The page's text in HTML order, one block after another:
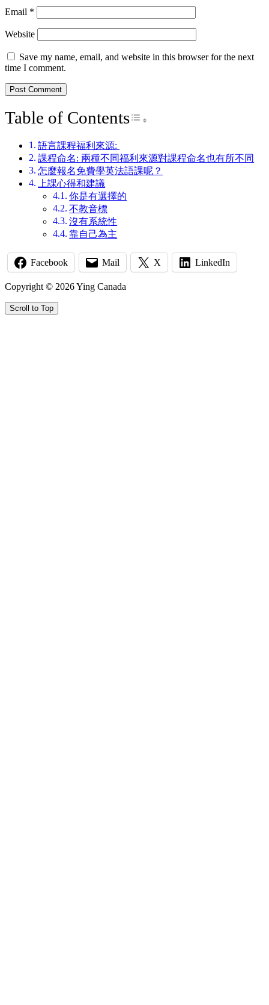
Email *
Website
Save my name, email, and website in this browser for the next
time I comment.
Table of ContentsToggle Table of
語言課程福利來源:
課程命名: 兩種不同福利來源對課程命名也有所不同
怎麼報名免費學英法語課呢？
上課心得和建議
你是有選擇的
不教音標
沒有系統性
靠自己為主
Facebook Mail X LinkedIn
Copyright © 2026 Ying Canada
Scroll to Top